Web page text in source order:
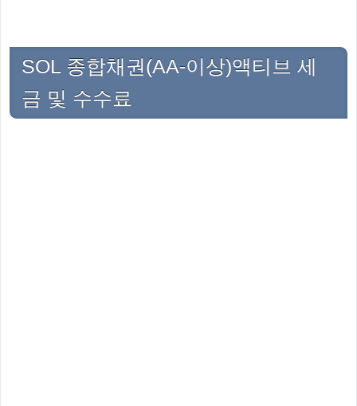
SOL 종합채권(AA-이상)액티브 세
금 및 수수료